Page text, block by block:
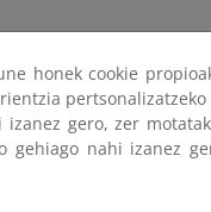
honek cookie
gero, zer
gehiago nahi izanez